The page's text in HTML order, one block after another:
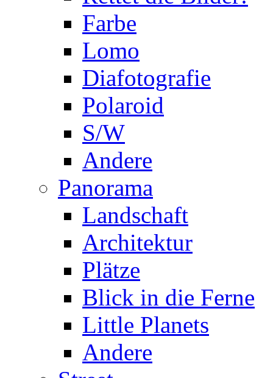
Farbe
Lomo
Diafotografie
Polaroid
S/W
Andere
Panorama
Landschaft
Architektur
Plätze
Blick in die Ferne
Little Planets
Andere